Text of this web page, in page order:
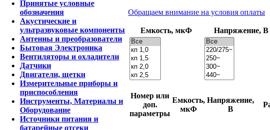
Принятые условные
обозначения
Акустические и
ультразвуковые компоненты
Антенны и преобразователи
Бытовая Электроника
Вентиляторы и охладители
Датчики
Двигатели, щетки
Измерительные приборы и
приспособления
Инструменты, Материалы и
Оборудование
Источники питания и
батарейные отсеки
Обращаем внимание на условия оплаты
Емкость, мкФ Напряжение, В
Номер или
доп.
параметры
Емкость,
мкФ
Напряжение,
В